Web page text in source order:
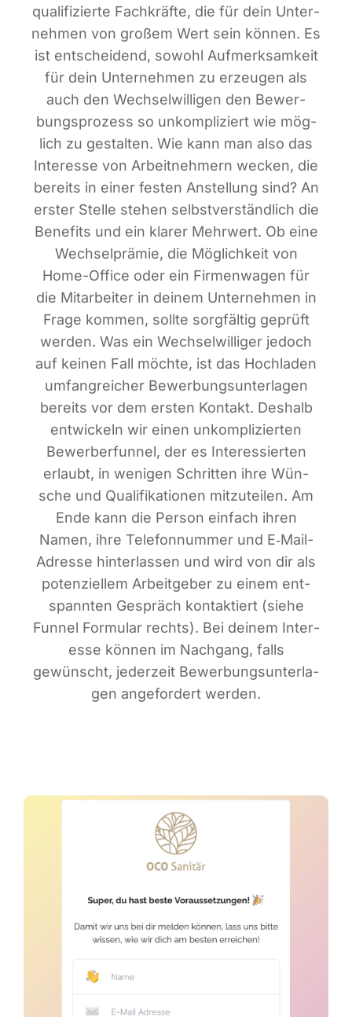
qua­li­fi­zier­te Fach­kräf­te, die für dein Unter­
neh­men von gro­ßem Wert sein kön­nen. Es
ist ent­schei­dend, sowohl Auf­merk­sam­keit
für dein Unter­neh­men zu erzeu­gen als
auch den Wech­sel­wil­li­gen den Bewer­
bungs­pro­zess so unkom­pli­ziert wie mög­
lich zu gestal­ten. Wie kann man also das
Inter­es­se von Arbeit­neh­mern wecken, die
bereits in einer fes­ten Anstel­lung sind? An
ers­ter Stel­le ste­hen selbst­ver­ständ­lich die
Bene­fits und ein kla­rer Mehr­wert. Ob eine
Wech­sel­prä­mie, die Mög­lich­keit von
Home-Office oder ein Fir­men­wa­gen für
die Mit­ar­bei­ter in dei­nem Unter­neh­men in
Fra­ge kom­men, soll­te sorg­fäl­tig geprüft
wer­den. Was ein Wech­sel­wil­li­ger jedoch
auf kei­nen Fall möch­te, ist das Hoch­la­den
umfang­rei­cher Bewer­bungs­un­ter­la­gen
bereits vor dem ers­ten Kon­takt. Des­halb
ent­wi­ckeln wir einen unkom­pli­zier­ten
Bewer­ber­fun­nel, der es Inter­es­sier­ten
erlaubt, in weni­gen Schrit­ten ihre Wün­
sche und Qua­li­fi­ka­tio­nen mit­zu­tei­len. Am
Ende kann die Per­son ein­fach ihren
Namen, ihre Tele­fon­num­mer und E‑Mail-
Adres­se hin­ter­las­sen und wird von dir als
poten­zi­el­lem Arbeit­ge­ber zu einem ent­
spann­ten Gespräch kon­tak­tiert (sie­he
Fun­nel For­mu­lar rechts). Bei dei­nem Inter­
es­se kön­nen im Nach­gang, falls
gewünscht, jeder­zeit Bewer­bungs­un­ter­la­
gen ange­for­dert werden.